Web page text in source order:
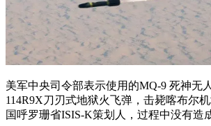
美军中央司令部表示使用的MQ-9 死神无
114R9X刀刃式地狱火飞弹，击毙喀布尔
国呼罗珊省ISIS-K策划人，过程中没有造